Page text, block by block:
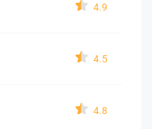
4.9
4.5
4.8